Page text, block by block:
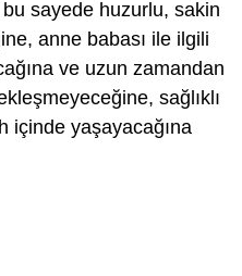
sayede huzurlu, sakin
anne babası ile ilgili
ve uzun zamandan
sağlıklı
içinde yaşayacağına